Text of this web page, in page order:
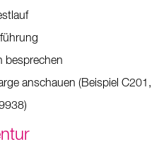
besprechen
anschauen (Beispiel C201,